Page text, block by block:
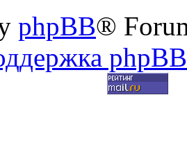
phpBB®
phpBB